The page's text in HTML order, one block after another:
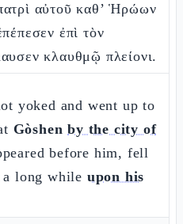
αὐτοῦ καθ’ Ἡρώων
ἐπὶ τὸν
κλαυθμῷ πλείονι.
yoked and went up to
Gòshen by the city of
before him, fell
a long while upon his